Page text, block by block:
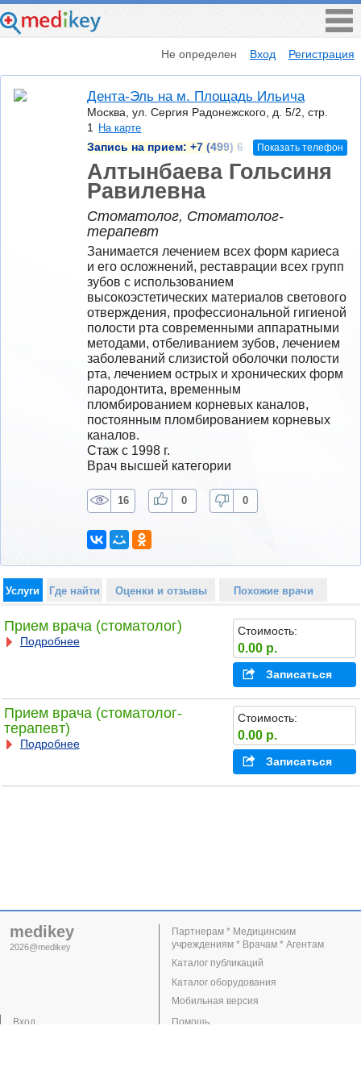
Не определен Вход Регистрация
Дента-Эль на м. Площадь Ильича
Москва, ул. Сергия Радонежского, д. 5/2, стр.
1
На карте
Запись на прием: +7 (499) 6 Показать телефон
Алтынбаева Гольсиня
Равилевна
Стоматолог, Стоматолог-
терапевт
Занимается лечением всех форм кариеса
и его осложнений, реставрации всех групп
зубов с использованием
высокоэстетических материалов светового
отверждения, профессиональной гигиеной
полости рта современными аппаратными
методами, отбеливанием зубов, лечением
заболеваний слизистой оболочки полости
рта, лечением острых и хронических форм
пародонтита, временным
пломбированием корневых каналов,
постоянным пломбированием корневых
каналов.
Стаж с 1998 г.
Врач высшей категории
16 0 0
Услуги Где найти Оценки и отзывы Похожие врачи
Прием врача (стоматолог)
Подробнее
Стоимость:
0.00 р.
Записаться
Прием врача (стоматолог-
терапевт)
Подробнее
Стоимость:
0.00 р.
Записаться
medikey
2026@medikey
Вход
Партнерам * Медицинским
учреждениям * Врачам * Агентам
Каталог публикаций
Каталог оборудования
Мобильная версия
Помощь